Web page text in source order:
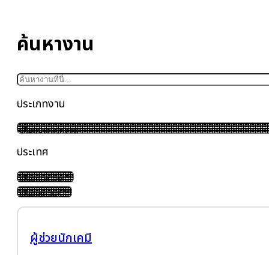
ค้นหางาน
ประเภทงาน
ประเทศ
ผู้ช่วยนักเคมี